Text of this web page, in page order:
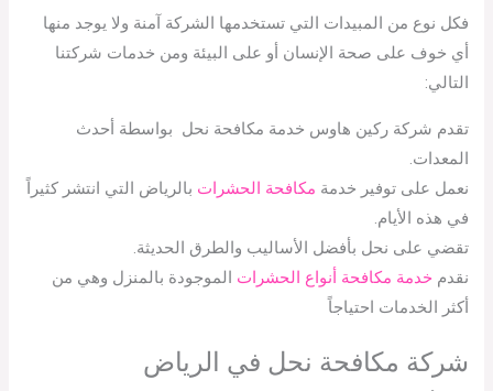
فكل نوع من المبيدات التي تستخدمها الشركة آمنة ولا يوجد منها
أي خوف على صحة الإنسان أو على البيئة ومن خدمات شركتنا
التالي:
تقدم شركة ركين هاوس خدمة مكافحة نحل بواسطة أحدث
المعدات.
نعمل على توفير خدمة مكافحة الحشرات بالرياض التي انتشر كثيراً
في هذه الأيام.
تقضي على نحل بأفضل الأساليب والطرق الحديثة.
نقدم خدمة مكافحة أنواع الحشرات الموجودة بالمنزل وهي من
أكثر الخدمات احتياجاً
شركة مكافحة نحل في الرياض